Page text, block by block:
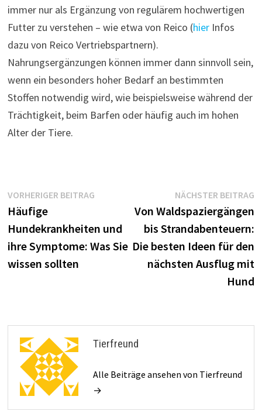
immer nur als Ergänzung von regulärem hochwertigen
Futter zu verstehen – wie etwa von Reico (hierInfos
dazu von Reico Vertriebspartnern).
Nahrungsergänzungen können immer dann sinnvoll sein,
wenn ein besonders hoher Bedarf an bestimmten
Stoffen notwendig wird, wie beispielsweise während der
Trächtigkeit, beim Barfen oder häufig auch im hohen
Alter der Tiere.
Beitragsnavigation
VORHERIGER BEITRAGVorheriger
Häufige
Hundekrankheiten und
ihre Symptome: Was Sie
wissen sollten
NÄCHSTER BEITRAG
Von Waldspaziergängen
bis Strandabenteuern:
Die besten Ideen für den
nächsten Ausflug mit
Hund
Tierfreund
Alle Beiträge ansehen von Tierfreund
→